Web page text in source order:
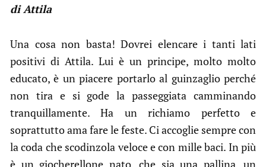
di Attila
Una cosa non basta! Dovrei elencare i tanti lati
positivi di Attila. Lui è un principe, molto molto
educato, è un piacere portarlo al guinzaglio perché
non tira e si gode la passeggiata camminando
tranquillamente. Ha un richiamo perfetto e
soprattutto ama fare le feste. Ci accoglie sempre con
la coda che scodinzola veloce e con mille baci. In più
è un giocherellone nato, che sia una pallina, un